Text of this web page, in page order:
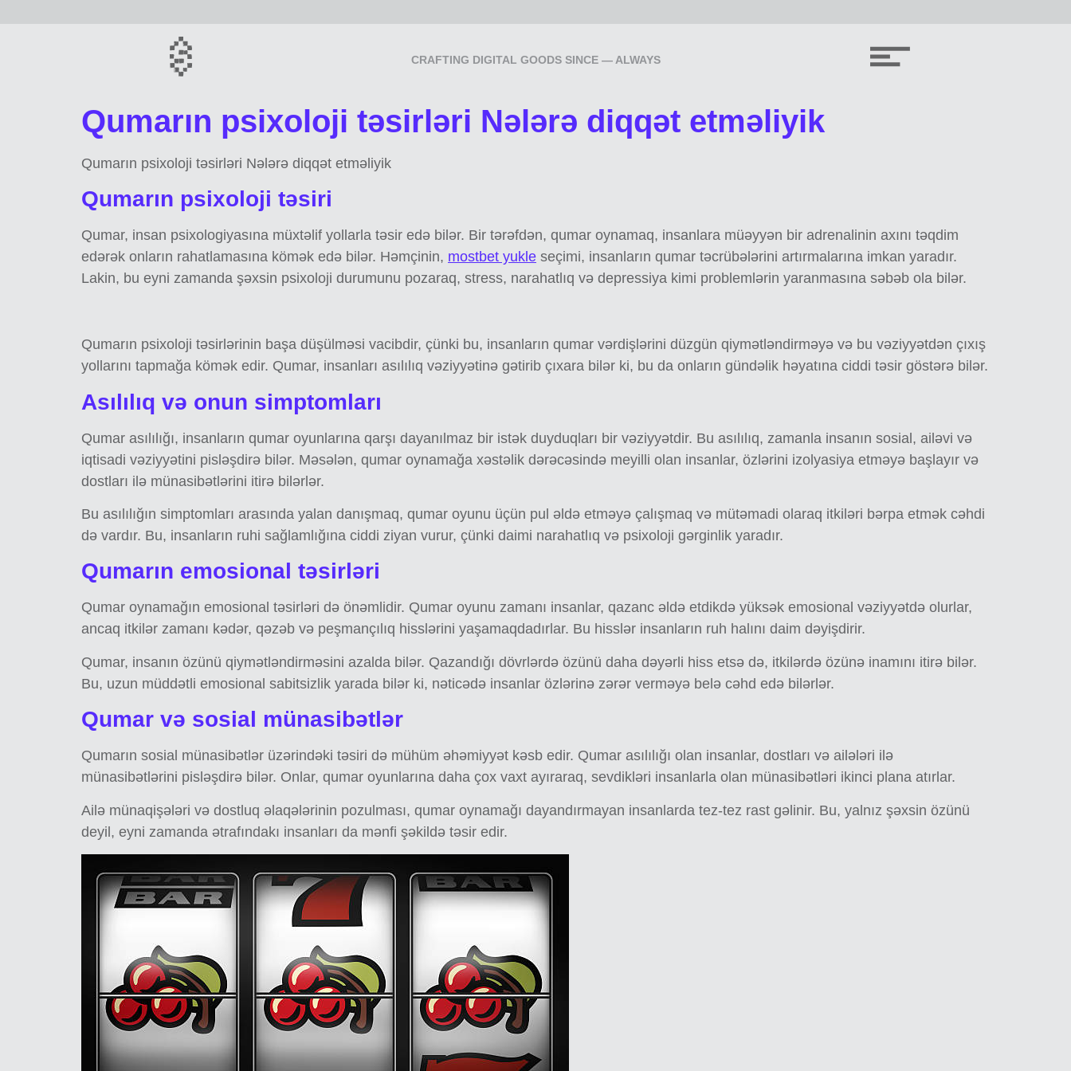
CRAFTING DIGITAL GOODS SINCE — ALWAYS
Qumarın psixoloji təsirləri Nələrə diqqət etməliyik
Qumarın psixoloji təsirləri Nələrə diqqət etməliyik
Qumarın psixoloji təsiri
Qumar, insan psixologiyasına müxtəlif yollarla təsir edə bilər. Bir tərəfdən, qumar oynamaq, insanlara müəyyən bir adrenalinin axını təqdim
edərək onların rahatlamasına kömək edə bilər. Həmçinin, mostbet yukle seçimi, insanların qumar təcrübələrini artırmalarına imkan yaradır.
Lakin, bu eyni zamanda şəxsin psixoloji durumunu pozaraq, stress, narahatlıq və depressiya kimi problemlərin yaranmasına səbəb ola bilər.
Qumarın psixoloji təsirlərinin başa düşülməsi vacibdir, çünki bu, insanların qumar vərdişlərini düzgün qiymətləndirməyə və bu vəziyyətdən çıxış
yollarını tapmağa kömək edir. Qumar, insanları asılılıq vəziyyətinə gətirib çıxara bilər ki, bu da onların gündəlik həyatına ciddi təsir göstərə bilər.
Asılılıq və onun simptomları
Qumar asılılığı, insanların qumar oyunlarına qarşı dayanılmaz bir istək duyduqları bir vəziyyətdir. Bu asılılıq, zamanla insanın sosial, ailəvi və
iqtisadi vəziyyətini pisləşdirə bilər. Məsələn, qumar oynamağa xəstəlik dərəcəsində meyilli olan insanlar, özlərini izolyasiya etməyə başlayır və
dostları ilə münasibətlərini itirə bilərlər.
Bu asılılığın simptomları arasında yalan danışmaq, qumar oyunu üçün pul əldə etməyə çalışmaq və mütəmadi olaraq itkiləri bərpa etmək cəhdi
də vardır. Bu, insanların ruhi sağlamlığına ciddi ziyan vurur, çünki daimi narahatlıq və psixoloji gərginlik yaradır.
Qumarın emosional təsirləri
Qumar oynamağın emosional təsirləri də önəmlidir. Qumar oyunu zamanı insanlar, qazanc əldə etdikdə yüksək emosional vəziyyətdə olurlar,
ancaq itkilər zamanı kədər, qəzəb və peşmançılıq hisslərini yaşamaqdadırlar. Bu hisslər insanların ruh halını daim dəyişdirir.
Qumar, insanın özünü qiymətləndirməsini azalda bilər. Qazandığı dövrlərdə özünü daha dəyərli hiss etsə də, itkilərdə özünə inamını itirə bilər.
Bu, uzun müddətli emosional sabitsizlik yarada bilər ki, nəticədə insanlar özlərinə zərər verməyə belə cəhd edə bilərlər.
Qumar və sosial münasibətlər
Qumarın sosial münasibətlər üzərindəki təsiri də mühüm əhəmiyyət kəsb edir. Qumar asılılığı olan insanlar, dostları və ailələri ilə
münasibətlərini pisləşdirə bilər. Onlar, qumar oyunlarına daha çox vaxt ayıraraq, sevdikləri insanlarla olan münasibətləri ikinci plana atırlar.
Ailə münaqişələri və dostluq əlaqələrinin pozulması, qumar oynamağı dayandırmayan insanlarda tez-tez rast gəlinir. Bu, yalnız şəxsin özünü
deyil, eyni zamanda ətrafındakı insanları da mənfi şəkildə təsir edir.